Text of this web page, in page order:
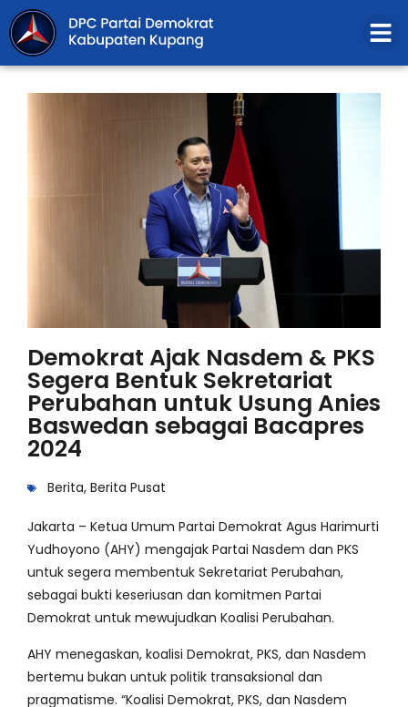
Demokrat Ajak Nasdem & PKS
Segera Bentuk Sekretariat
Perubahan untuk Usung Anies
Baswedan sebagai Bacapres
2024
Berita, Berita Pusat
Jakarta – Ketua Umum Partai Demokrat Agus Harimurti
Yudhoyono (AHY) mengajak Partai Nasdem dan PKS
untuk segera membentuk Sekretariat Perubahan,
sebagai bukti keseriusan dan komitmen Partai
Demokrat untuk mewujudkan Koalisi Perubahan.
AHY menegaskan, koalisi Demokrat, PKS, dan Nasdem
bertemu bukan untuk politik transaksional dan
pragmatisme. “Koalisi Demokrat, PKS, dan Nasdem